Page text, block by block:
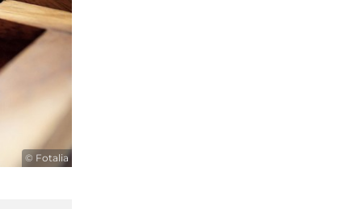
© Fotalia